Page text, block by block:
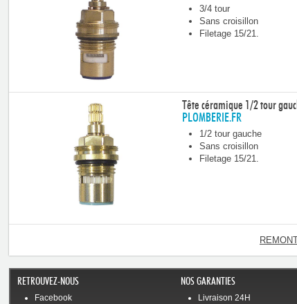
3/4 tour
Sans croisillon
Filetage 15/21.
Tête céramique 1/2 tour
PLOMBERIE.FR
1/2 tour gauche
Sans croisillon
Filetage 15/21.
RETROUVEZ-NOUS
Facebook
NOS GARANTIES
Livraison 24H